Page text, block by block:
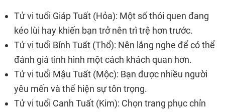
Tử vi tuổi Giáp Tuất (Hỏa): Một số thói quen đang
kéo lùi hay khiến bạn trở nên trì trệ hơn trước.
Tử vi tuổi Bính Tuất (Thổ): Nên lắng nghe để có thể
đánh giá tình hình một cách khách quan hơn.
Tử vi tuổi Mậu Tuất (Mộc): Bạn được nhiều người
yêu mến và thể hiện sự tôn trọng.
Tử vi tuổi Canh Tuất (Kim): Chọn trang phục chỉn